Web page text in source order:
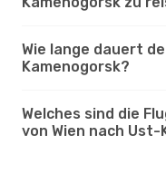
Wie lange dauert
Kamenogorsk?
Welches sind die
von Wien nach Ust-